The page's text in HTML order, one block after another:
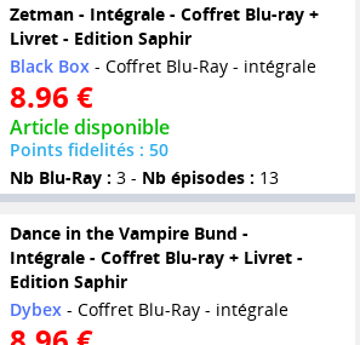
Zetman - Intégrale - Coffret Blu-ray +
Livret - Edition Saphir
Black Box- Coffret Blu-Ray - intégrale
8.96 €
Article disponible
Points fidelités : 50
Nb Blu-Ray : 3 - Nb épisodes : 13
Dance in the Vampire Bund -
Intégrale - Coffret Blu-ray + Livret -
Edition Saphir
Dybex- Coffret Blu-Ray - intégrale